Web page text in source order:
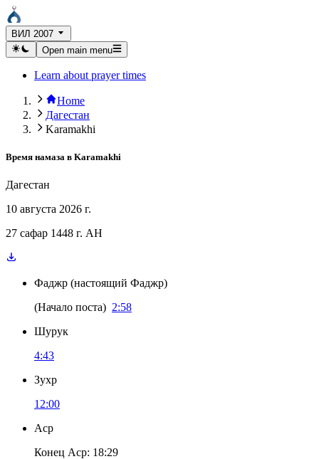
ВИЛ 2007
Open main menu
Learn about prayer times
Home
Дагестан
Karamakhi
Время намаза в Karamakhi
Дагестан
10 августа 2026 г.
27 сафар 1448 г. AH
Фаджр (настоящий Фаджр)
(Начало поста) 2:58
Шурук
4:43
Зухр
12:00
Аср
Конец Аср: 18:29